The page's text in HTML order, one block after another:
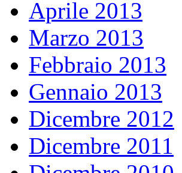
Aprile 2013
Marzo 2013
Febbraio 2013
Gennaio 2013
Dicembre 2012
Dicembre 2011